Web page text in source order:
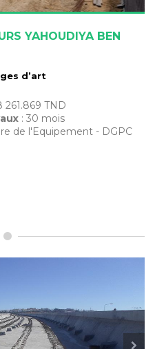
YAHOUDIYA BEN
d’art
261.869 TND
: 30 mois
de l'Equipement - DGPC